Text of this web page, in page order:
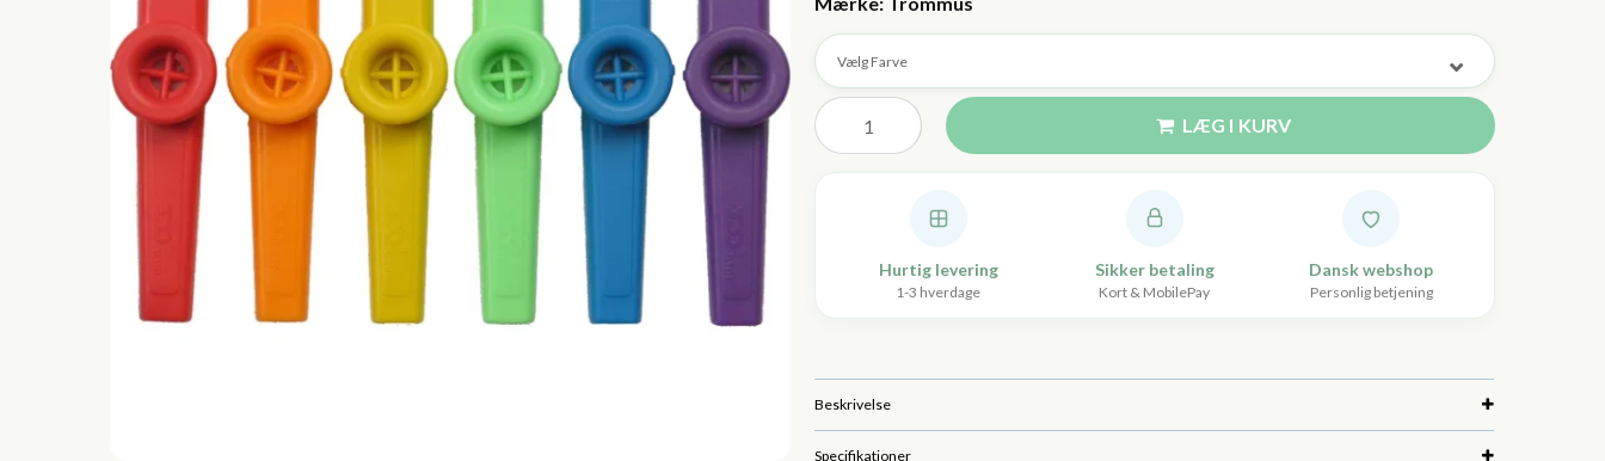
Vælg Farve
LÆG I KURV
Hurtig levering
1-3 hverdage
Sikker betaling
Kort & MobilePay
Dansk webshop
Personlig betjening
Beskrivelse
Specifikationer